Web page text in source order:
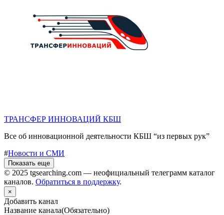
ТРАНСФЕР ИННОВАЦИЙ КБШ
Все об инновационной деятельности КБШ “из первых рук”
#Новости и СМИ
Показать еще
© 2025 tgsearching.com — неофициальный телеграмм каталог
каналов. Обратиться в поддержку.
×
Добавить канал
Название канала(Обязательно)